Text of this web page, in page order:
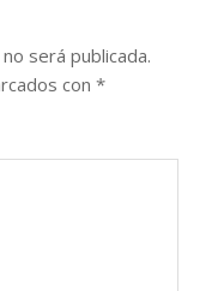
será publicada.
con *